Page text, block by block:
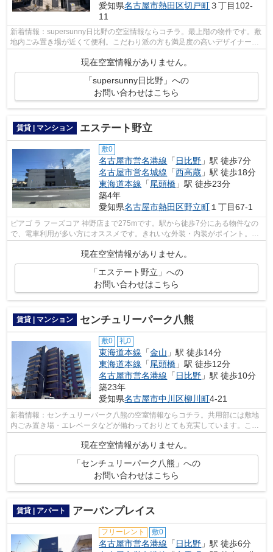
愛知県名古屋市熱田区切戸町３丁目102-
11
新着情報：supersunny日比野の空室情報ならコチラ。最上階の物件です。敷
地内ごみ置き場が近くて便利。こだわり派の方も満足度の高いデザイナーズ
現在空室情報がありません。
「supersunny日比野」への
お問い合わせはこちら
賃貸 | マンション エステート野立
敷0
名古屋市営名港線 「 日比野 」駅 徒歩7分
名古屋市営名城線 「西高蔵 」駅 徒歩18分
東海道本線 「尾頭橋 」駅 徒歩23分
築4年
愛知県名古屋市熱田区野立町 １丁目67-1
ピアゴ ラ フーズコア 神野店まで275mです。駅から徒歩7分にある物件なの
で、電車利用が多い方にオススメです。きれいな外装・内装がポイント。こ
現在空室情報がありません。
「エステート野立」への
お問い合わせはこちら
賃貸 | マンション センチュリーパーク八熊
敷0 礼0
東海道本線 「金山 」駅 徒歩14分
東海道本線 「尾頭橋 」駅 徒歩12分
名古屋市営名港線 「日比野 」駅 徒歩10分
築23年
愛知県名古屋市中川区柳川町4-21
新着情報：センチュリーパーク八熊の空室情報ならコチラ。共用部には敷地
内ごみ置き場・エレベータなどが備わっておりとても充実しています。こち
らは初期費用をカードでお支払いいた...
現在空室情報がありません。
「センチュリーパーク八熊」への
お問い合わせはこちら
賃貸 | アパート アーバンプレイス
フリーレント 敷0
名古屋市営名港線 「 日比野 」駅 徒歩6分